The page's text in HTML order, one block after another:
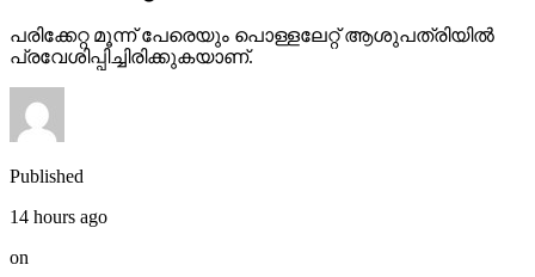
പരിക്കേറ്റ മൂന്ന് പേരെയും പൊള്ളലേറ്റ് ആശുപത്രിയില്‍
പ്രവേശിപ്പിച്ചിരിക്കുകയാണ്.
Published
14 hours ago
on